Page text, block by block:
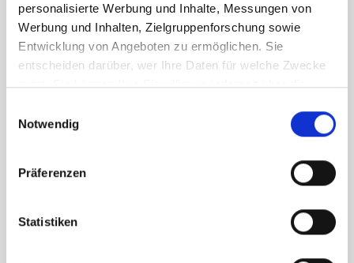
personalisierte Werbung und Inhalte, Messungen von
Werbung und Inhalten, Zielgruppenforschung sowie
Entwicklung von Angeboten zu ermöglichen. Sie
entscheiden darüber, wer Ihre Daten für welche Zwecke
nutzt. Sie können Ihre Einwilligung jederzeit über die
Trigger Symbol ändern oder widerrufen
Informationen über Ihre geografische Lage
können
bestimmten Merkmalen (Fingerprinting) identifizieren
Notwendig
Präferenzen
Statistiken